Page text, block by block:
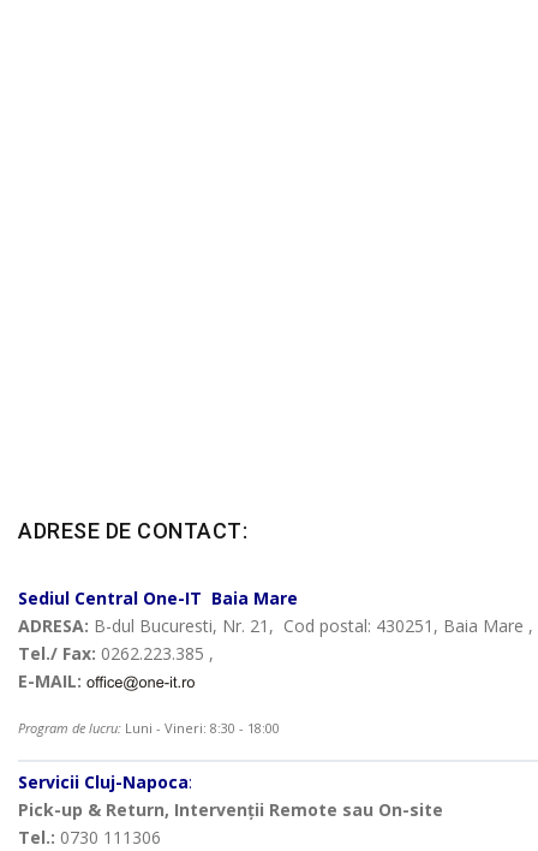
ADRESE DE CONTACT:
Sediul Central One-IT Baia Mare
ADRESA: B-dul Bucuresti, Nr. 21, Cod postal: 430251, Baia Mare
Tel./ Fax: 0262.223.385 ,
E-MAIL:
Program de lucru: Luni - Vineri: 8:30 - 18:00
Servicii Cluj-Napoca:
Pick-up & Return, Intervenții Remote sau On-site
Tel.: 0730 111306